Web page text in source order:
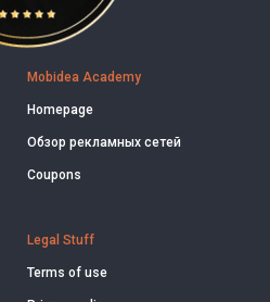
Mobidea Academy
Homepage
Обзор рекламных сетей
Coupons
Legal Stuff
Terms of use